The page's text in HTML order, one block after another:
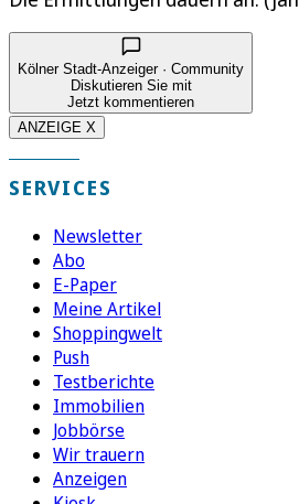
Kölner Stadt-Anzeiger · Community
Diskutieren Sie mit
Jetzt kommentieren
ANZEIGE X
SERVICES
Newsletter
Abo
E-Paper
Meine Artikel
Shoppingwelt
Push
Testberichte
Immobilien
Jobbörse
Wir trauern
Anzeigen